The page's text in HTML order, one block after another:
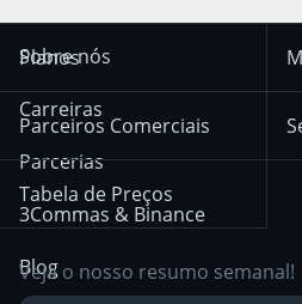
Sinais-Cripto
KuCoin
HTX
Bybit
BNB
Trend Following
Trading
Position Trading
Day Trading
Breakout Trading
December 18th 2025
Privacy Notice from
December 29th 2024
Other Legal
Documentation
Sobre nós
Carreiras
Parcerias
3Commas & Binance
Blog
Planos
Parceiros Comerciais
Tabela de Preços
Veja o nosso resumo semanal!